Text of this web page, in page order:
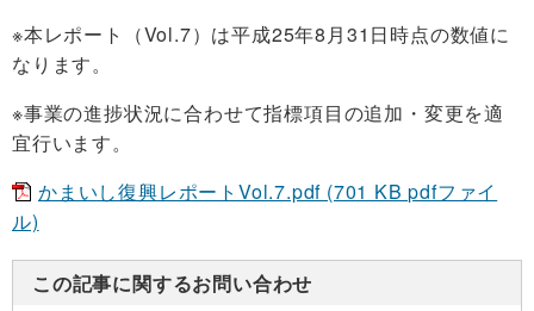
※本レポート（Vol.7）は平成25年8月31日時点の数値に
なります。
※事業の進捗状況に合わせて指標項目の追加・変更を適
宜行います。
かまいし復興レポートVol.7.pdf (701 KB pdfファイ
ル)
この記事に関するお問い合わせ